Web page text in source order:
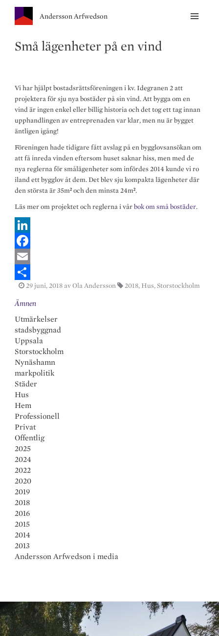
Andersson Arfwedson
Små lägenheter på en vind
Vi har hjälpt bostadsrättsföreningen i kv. Idegranen 2 att
projektera för sju nya bostäder på sin vind. Att bygga om en
vind är ingen enkel eller billig historia och det tog ett tag innan
upphandlingen av entreprenaden var klar, men nu är bygget
äntligen igång!
Föreningen hade tidigare fått avslag på en bygglovsansökan om
att få inreda vinden eftersom huset saknar hiss, men med de
nya reglerna för smålägenheter som infördes 2014 kunde vi ro
iland ett bygglov åt dem. Det blev sju kompakta lägenheter där
den största är 35m² och den minsta 24m².
Läs mer om projektet och reglerna i vårbokom små bostäder.
L
n
e
d
I
n
F
a
e
b
o
o
k
E
m
a
i
l
h
a
r
e
29 juni, 2018 av Ola Andersson 2018, Hus, Storstockholm
Ämnen
Utmärkelser
stadsbyggnad
Uppsala
Storstockholm
Nynäshamn
markpolitik
Städer
Hus
Hem
Professionell
Privat
Offentlig
2025
2024
2022
2020
2019
2018
2016
2015
2014
2013
Andersson Arfwedson i media